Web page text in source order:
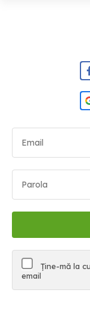
Ține-mă la
email